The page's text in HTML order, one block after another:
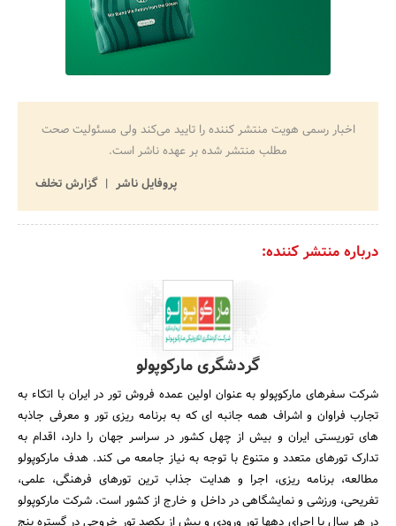
اخبار رسمی هویت منتشر کننده را تایید می‌کند ولی مسئولیت صحت
مطلب منتشر شده بر عهده ناشر است.
پروفایل ناشر
گزارش تخلف
درباره منتشر کننده:
گردشگری مارکوپولو
شرکت سفرهای مارکوپولو به عنوان اولین عمده فروش تور در ایران با اتکاء به
تجارب فراوان و اشراف همه جانبه ای که به برنامه ریزی تور و معرفی جاذبه
های توریستی ایران و بیش از چهل کشور در سراسر جهان را دارد، اقدام به
تدارک تورهای متعدد و متنوع با توجه به نیاز جامعه می کند. هدف مارکوپولو
مطالعه، برنامه ریزی، اجرا و هدایت جذاب ترین تورهای فرهنگی، علمی،
تفریحی، ورزشی و نمایشگاهی در داخل و خارج از کشور است. شرکت مارکوپولو